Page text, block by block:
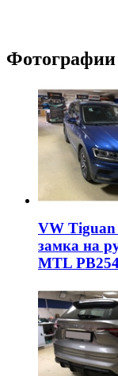
Фотографии
VW Tiguan
замка на
MTL